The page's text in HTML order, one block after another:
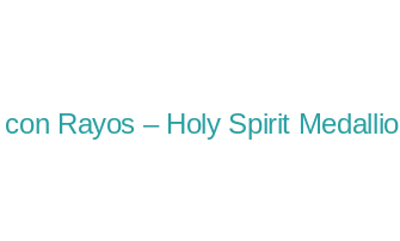
Rayos – Holy Spirit